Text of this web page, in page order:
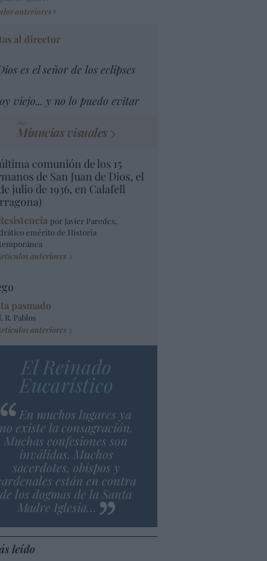
anteriores
al director
es el señor de los eclipses
viejo... y no lo puedo evitar
Minucias visuales
comunión de los 15
de San Juan de Dios, el
julio de 1936, en Calafell
por Javier Paredes,
emérito de Historia
anteriores
pasmado
R. Pablos
anteriores
El Reinado
Eucarístico
En muchos lugares ya
no existe la consagración.
Muchas confesiones son
inválidas. Muchos
sacerdotes, obispos y
están en contra
de los dogmas de la Santa
Madre Iglesia…
leído